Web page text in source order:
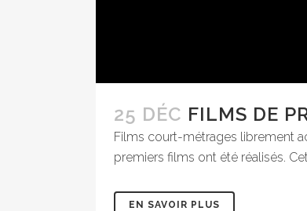
25 DÉC FILMS DE
Films court-métrages librement
premiers films ont été réalisés.
EN SAVOIR PLUS